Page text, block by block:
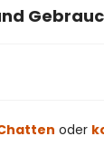
oder